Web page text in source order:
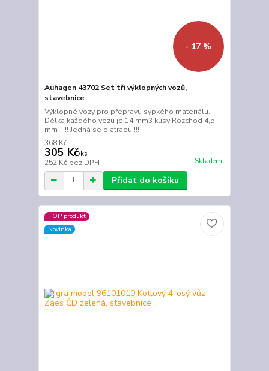
- 17 %
Auhagen 43702 Set tří výklopných vozů,
stavebnice
Výklopné vozy pro přepravu sypkého materiálu.
Délka každého vozu je 14 mm3 kusy Rozchod 4,5
mm !!! Jedná se o atrapu !!!
368 Kč
305 Kč/ks
252 Kč bez DPH Skladem
Přidat do košíku
TOP produkt
Novinka